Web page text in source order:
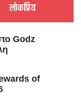
लोकप्रिय
Godz
of